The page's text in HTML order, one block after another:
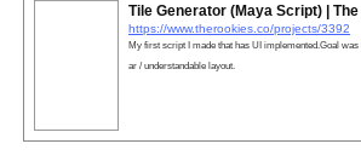
Tile Generator (Maya Script) |
https://www.therookies.co/projects/3392
My first script I made that has UI implemented.Goal
ar / understandable layout.